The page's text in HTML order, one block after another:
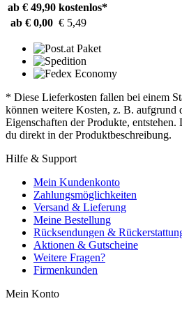
ab € 49,90 kostenlos*
ab € 0,00 € 5,49
* Diese Lieferkosten fallen bei einem
können weitere Kosten, z. B. aufgrund
Eigenschaften der Produkte,
du direkt in der Produktbeschreibung.
Hilfe & Support
Mein Kundenkonto
Zahlungsmöglichkeiten
Versand & Lieferung
Meine Bestellung
Rücksendungen &
Aktionen & Gutscheine
Weitere Fragen?
Firmenkunden
Mein Konto